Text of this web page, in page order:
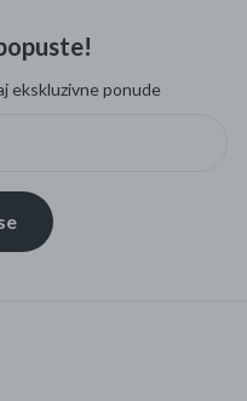
ekskluzivne ponude